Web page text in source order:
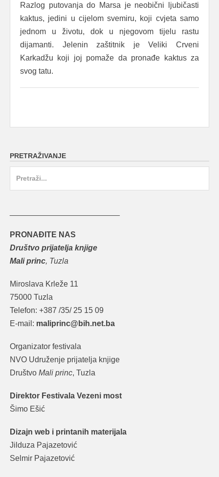
Razlog putovanja do Marsa je neobični ljubičasti
kaktus, jedini u cijelom svemiru, koji cvjeta samo
jednom u životu, dok u njegovom tijelu rastu
dijamanti. Jelenin zaštitnik je Veliki Crveni
Karkadžu koji joj pomaže da pronađe kaktus za
svog tatu.
PRETRAŽIVANJE
PRONAĐITE NAS
Društvo prijatelja knjige
Mali princ, Tuzla
Miroslava Krleže 11
75000 Tuzla
Telefon: +387 /35/ 25 15 09
E-mail: maliprinc@bih.net.ba
Organizator festivala
NVO Udruženje prijatelja knjige
Društvo Mali princ, Tuzla
Direktor Festivala Vezeni most
Šimo Ešić
Dizajn web i printanih materijala
Jilduza Pajazetović
Selmir Pajazetović